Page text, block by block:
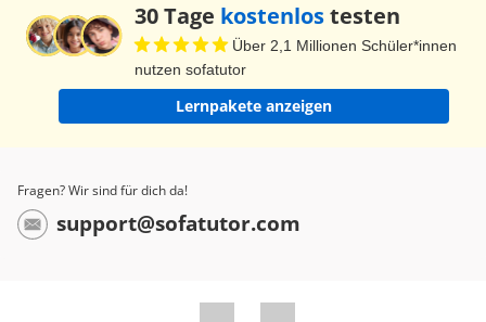
Fassen wir zusammen: Um das Volumen
einfacher Körper zu berechnen, musst du
zunächst den Flächeninhalt der Grundfläche
berechnen. Für jeden unserer Körper haben wir
Den des Dreiecks als 1/2 mal Grundseite mal
30 Tage kostenlostesten
Über 2,1 Millionen Schüler*innen
nutzen sofatutor
Lernpakete anzeigen
Fragen? Wir sind für dich da!
support@sofatutor.com